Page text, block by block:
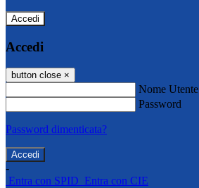
Accedi
Accedi
button close ×
Nome Utente
Password
Password dimenticata?
-
Entra con SPID Entra con CIE